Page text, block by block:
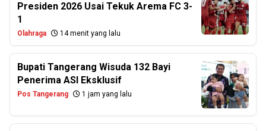
Presiden 2026 Usai Tekuk Arema FC 3-
1
Olahraga 14 menit yang lalu
Bupati Tangerang Wisuda 132 Bayi
Penerima ASI Eksklusif
Pos Tangerang 1 jam yang lalu